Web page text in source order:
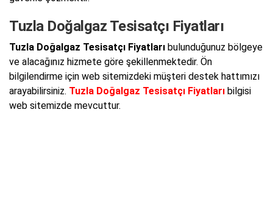
Tuzla Doğalgaz Tesisatçı Fiyatları
Tuzla Doğalgaz Tesisatçı Fiyatları bulunduğunuz bölgeye
ve alacağınız hizmete göre şekillenmektedir. Ön
bilgilendirme için web sitemizdeki müşteri destek hattımızı
arayabilirsiniz. Tuzla Doğalgaz Tesisatçı Fiyatları bilgisi
web sitemizde mevcuttur.